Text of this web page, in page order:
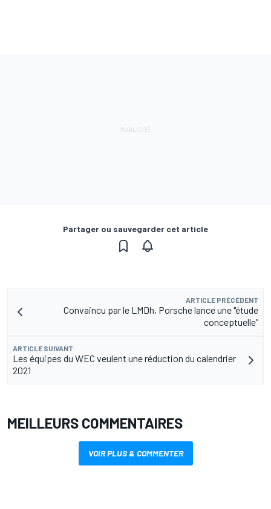
Partager ou sauvegarder cet article
ARTICLE PRÉCÉDENT
Convaincu par le LMDh, Porsche lance une "étude
conceptuelle"
ARTICLE SUIVANT
Les équipes du WEC veulent une réduction du calendrier
2021
MEILLEURS COMMENTAIRES
VOIR PLUS & COMMENTER